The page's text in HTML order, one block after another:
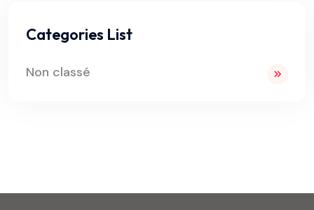
Categories List
Non classé